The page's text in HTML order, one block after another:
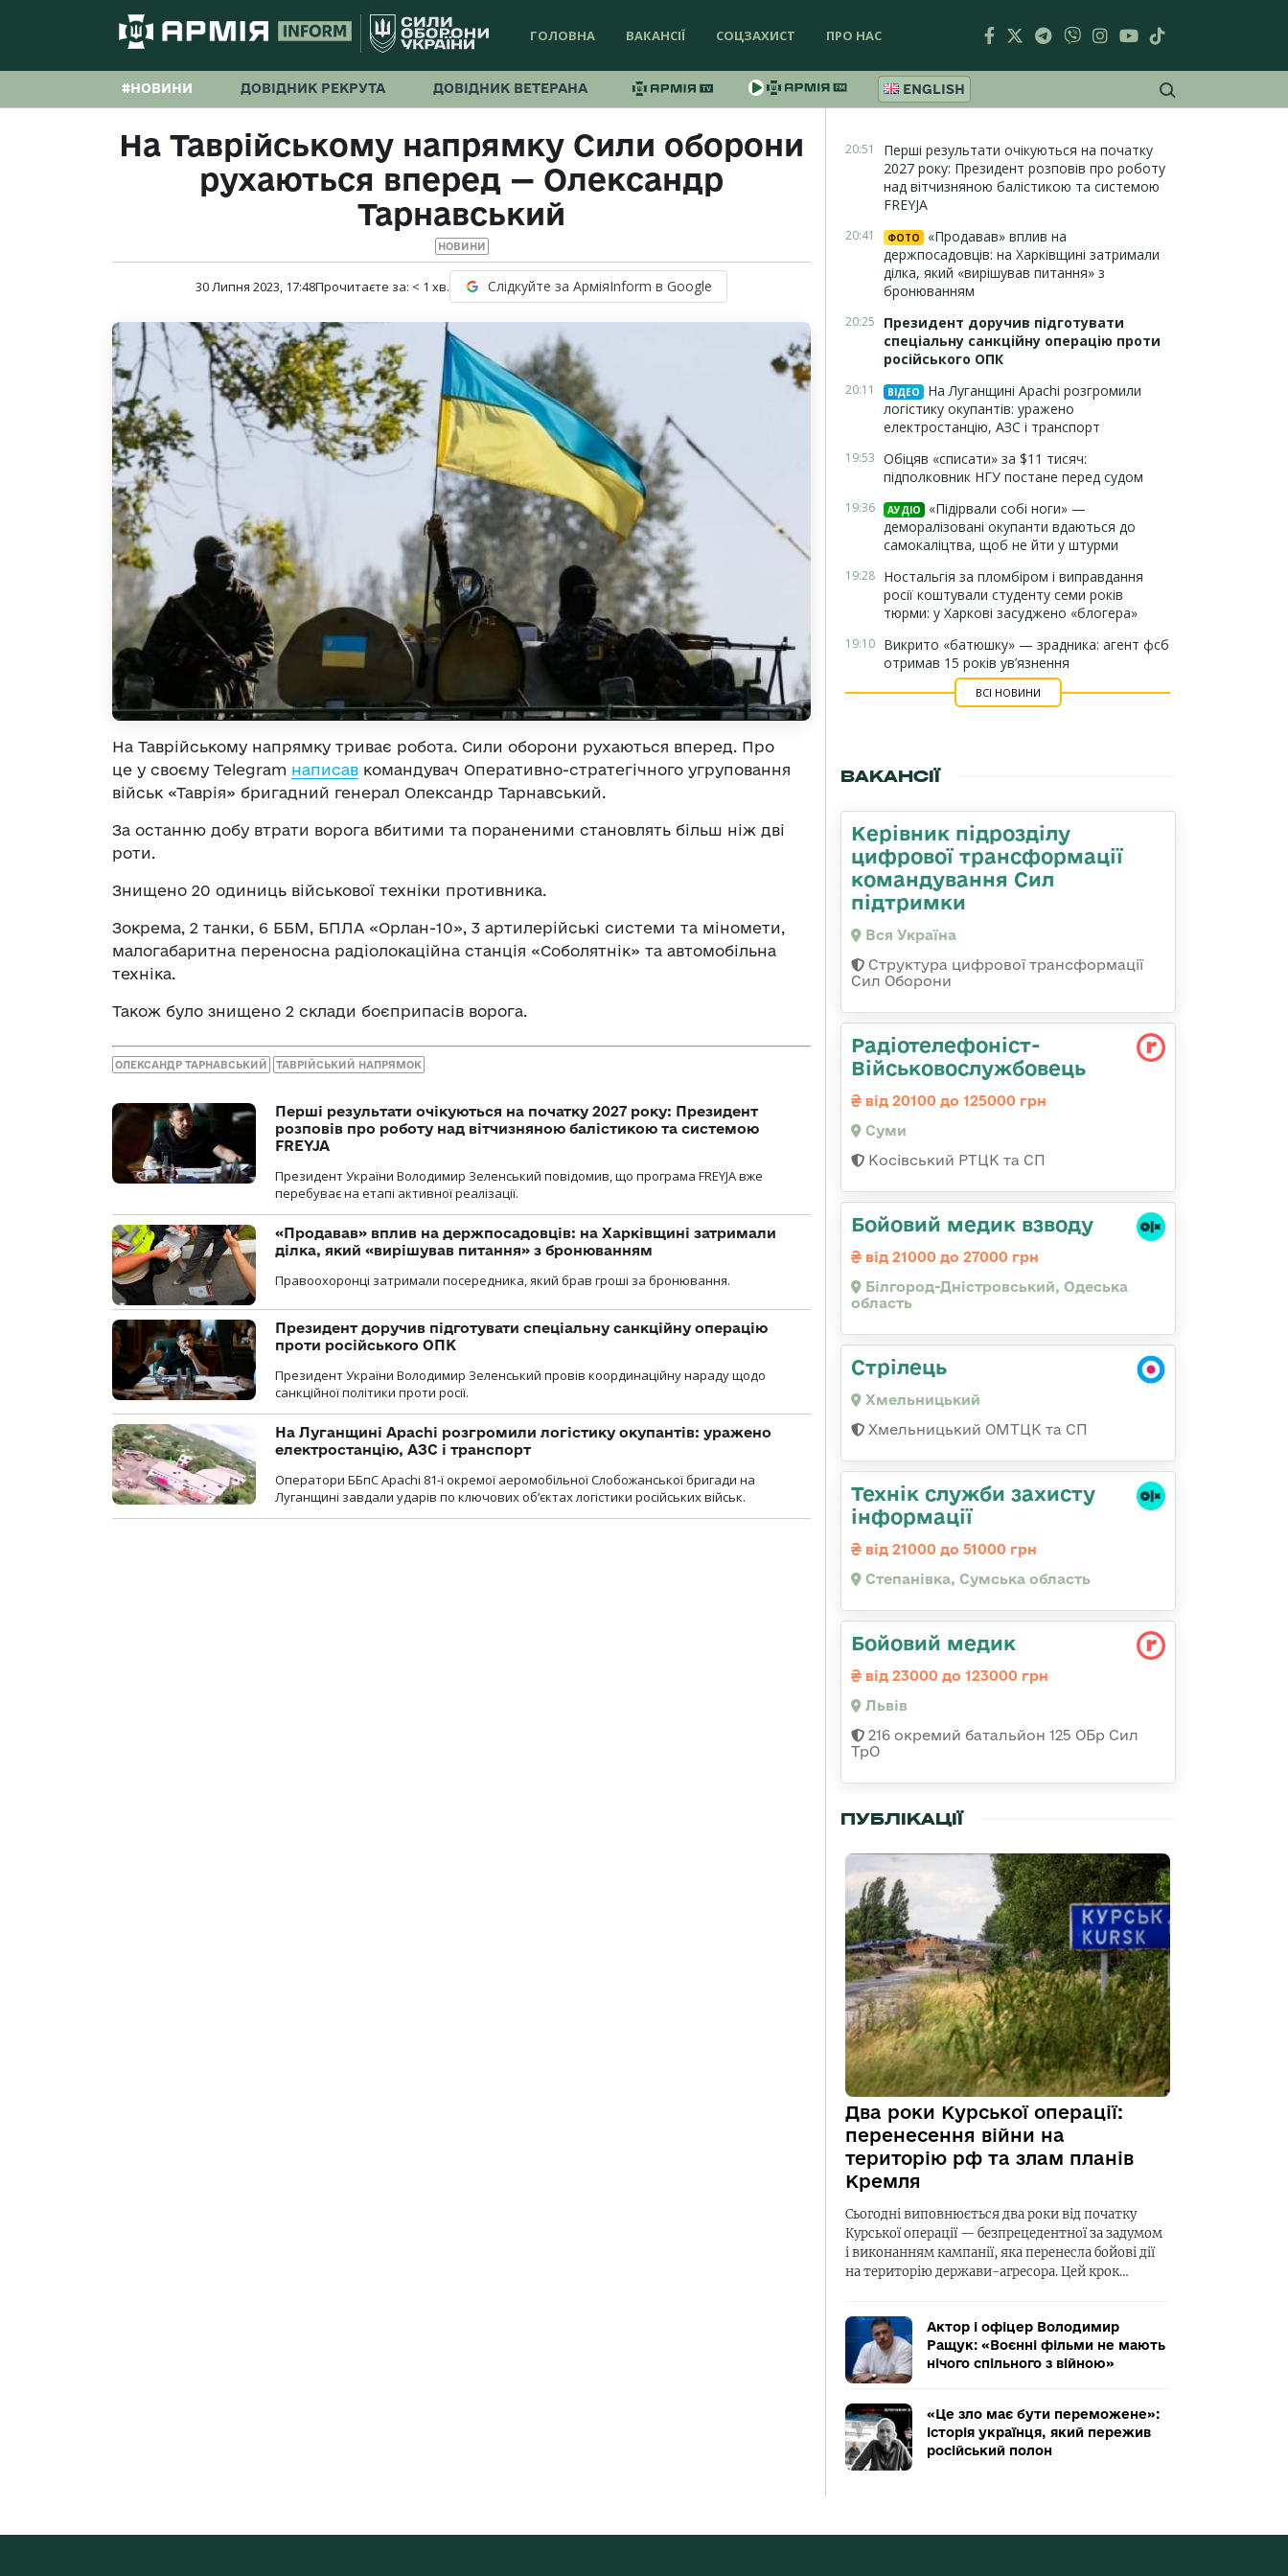
ГОЛОВНА ВАКАНСІЇ СОЦЗАХИСТ ПРО НАС
#НОВИНИ ДОВІДНИК РЕКРУТА ДОВІДНИК ВЕТЕРАНА ENGLISH
На Таврійському напрямку Сили оборони
рухаються вперед — Олександр
Тарнавський
НОВИНИ
30 Липня 2023, 17:48Прочитаєте за: < 1 хв. Слідкуйте за АрміяInform в Google
На Таврійському напрямку триває робота. Сили оборони рухаються вперед. Про
це у своєму Telegram написав командувач Оперативно-стратегічного угруповання
військ «Таврія» бригадний генерал Олександр Тарнавський.
За останню добу втрати ворога вбитими та пораненими становлять більш ніж дві
роти.
Знищено 20 одиниць військової техніки противника.
Зокрема, 2 танки, 6 ББМ, БПЛА «Орлан-10», 3 артилерійські системи та міномети,
малогабаритна переносна радіолокаційна станція «Соболятнік» та автомобільна
техніка.
Також було знищено 2 склади боєприпасів ворога.
ОЛЕКСАНДР ТАРНАВСЬКИЙ ТАВРІЙСЬКИЙ НАПРЯМОК
Перші результати очікуються на початку 2027 року: Президент
розповів про роботу над вітчизняною балістикою та системою
FREYJA
Президент України Володимир Зеленський повідомив, що програма FREYJA вже
перебуває на етапі активної реалізації.
«Продавав» вплив на держпосадовців: на Харківщині затримали
ділка, який «вирішував питання» з бронюванням
Правоохоронці затримали посередника, який брав гроші за бронювання.
Президент доручив підготувати спеціальну санкційну операцію
проти російського ОПК
Президент України Володимир Зеленський провів координаційну нараду щодо
санкційної політики проти росії.
На Луганщині Apachi розгромили логістику окупантів: уражено
електростанцію, АЗС і транспорт
Оператори ББпС Apachi 81-ї окремої аеромобільної Слобожанської бригади на
Луганщині завдали ударів по ключових об’єктах логістики російських військ.
20:51
Перші результати очікуються на початку
2027 року: Президент розповів про роботу
над вітчизняною балістикою та системою
FREYJA
20:41 ФОТО
«Продавав» вплив на
держпосадовців: на Харківщині затримали
ділка, який «вирішував питання» з
бронюванням
20:25
Президент доручив підготувати
спеціальну санкційну операцію проти
російського ОПК
20:11 ВІДЕО
На Луганщині Apachi розгромили
логістику окупантів: уражено
електростанцію, АЗС і транспорт
19:53 Обіцяв «списати» за $11 тисяч:
підполковник НГУ постане перед судом
19:36 АУДІО
«Підірвали собі ноги» —
деморалізовані окупанти вдаються до
самокаліцтва, щоб не йти у штурми
19:28 Ностальгія за пломбіром і виправдання
росії коштували студенту семи років
тюрми: у Харкові засуджено «блогера»
19:10 Викрито «батюшку» — зрадника: агент фсб
отримав 15 років ув’язнення
ВСІ НОВИНИ
ВАКАНСІЇ
Керівник підрозділу
цифрової трансформації
командування Сил
підтримки
Вся Україна
Структура цифрової трансформації
Сил Оборони
Радіотелефоніст-
Військовослужбовець
від 20100 до 125000 грн
Суми
Косівський РТЦК та СП
Бойовий медик взводу
від 21000 до 27000 грн
Білгород-Дністровський, Одеська
область
Стрілець
Хмельницький
Хмельницький ОМТЦК та СП
Технік служби захисту
інформації
від 21000 до 51000 грн
Степанівка, Сумська область
Бойовий медик
від 23000 до 123000 грн
Львів
216 окремий батальйон 125 ОБр Сил
ТрО
ПУБЛІКАЦІЇ
Два роки Курської операції:
перенесення війни на
територію рф та злам планів
Кремля
Сьогодні виповнюється два роки від початку
Курської операції — безпрецедентної за задумом
і виконанням кампанії, яка перенесла бойові дії
на територію держави-агресора. Цей крок…
Актор і офіцер Володимир
Ращук: «Воєнні фільми не мають
нічого спільного з війною»
«Це зло має бути переможене»:
історія українця, який пережив
російський полон